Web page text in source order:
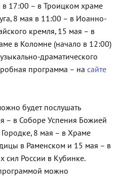
в 17:00 – в Троицком храме
8 мая в 11:00 – в Иоанно-
кремля, 15 мая – в
в Коломне (начало в 12:00)
драматического
программа – на сайте
будет послушать
– в Соборе Успения Божией
8 мая – в Храме
в Раменском и 15 мая – в
сил России в Кубинке.
можно